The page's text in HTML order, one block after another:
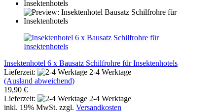
Insektenhotel 6 x Bausatz Schilfrohre für Insektenhotels
Lieferzeit:
2-4 Werktage
(Ausland abweichend)
19,90 €
Lieferzeit:
2-4 Werktage
inkl. 19% MwSt. zzgl. Versandkosten